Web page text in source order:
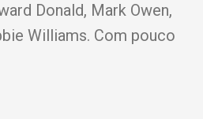
Donald, Mark Owen,
Williams. Com pouco